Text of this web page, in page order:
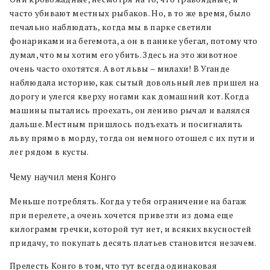
часто убивают местных рыбаков. Но, в то же время, было
печально наблюдать, когда мы в парке светили
фонариками на бегемота, а он в панике убегал, потому что
думал, что мы хотим его убить. Здесь на это животное
очень часто охотятся. А вот львы – милахи! В Уганде
наблюдала историю, как сытый довольный лев пришел на
дорогу и улегся кверху ногами как домашний кот. Когда
машины пытались проехать, он лениво рычал и валялся
дальше. Местным пришлось подъехать и посигналить
льву прямо в морду, тогда он немного отошел с их пути и
лег рядом в кусты.
Чему научил меня Конго
Меньше потреблять. Когда у тебя ограничение на багаж
при перелете, а очень хочется привезти из дома еще
килограмм гречки, которой тут нет, и всяких вкусностей
придачу, то покупать десять платьев становится незачем.
Прелесть Конго в том, что тут всегда одинаковая